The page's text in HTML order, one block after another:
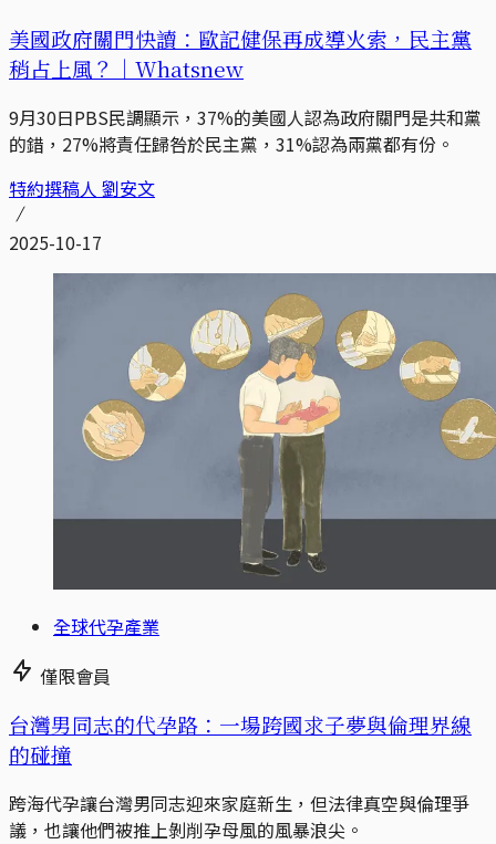
美國政府關門快讀：歐記健保再成導火索，民主黨
稍占上風？｜Whatsnew
9月30日PBS民調顯示，37%的美國人認為政府關門是共和黨
的錯，27%將責任歸咎於民主黨，31%認為兩黨都有份。
特約撰稿人 劉安文
2025-10-17
全球代孕產業
僅限會員
台灣男同志的代孕路：一場跨國求子夢與倫理界線
的碰撞
跨海代孕讓台灣男同志迎來家庭新生，但法律真空與倫理爭
議，也讓他們被推上剝削孕母風的風暴浪尖。